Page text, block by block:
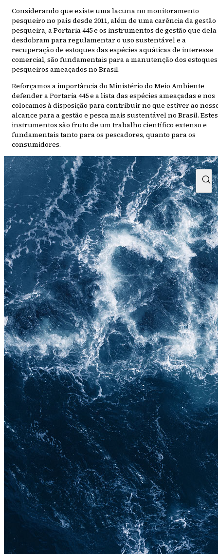
Considerando que existe uma lacuna no monitoramento
pesqueiro no país desde 2011, além de uma carência da gestão
pesqueira, a Portaria 445 e os instrumentos de gestão que dela
desdobram para regulamentar o uso sustentável e a
recuperação de estoques das espécies aquáticas de interesse
comercial, são fundamentais para a manutenção dos estoques
pesqueiros ameaçados no Brasil.
Reforçamos a importância do Ministério do Meio Ambiente
defender a Portaria 445 e a lista das espécies ameaçadas e nos
colocamos à disposição para contribuir no que estiver ao
alcance para a gestão e pesca mais sustentável no Brasil. Estes
instrumentos são fruto de um trabalho científico extenso e
fundamentais tanto para os pescadores, quanto para os
consumidores.